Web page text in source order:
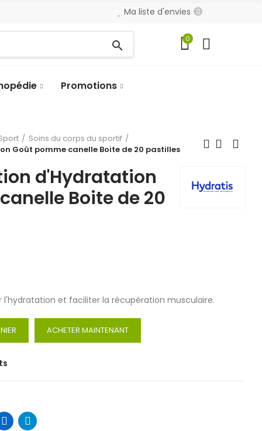
Ma liste d'envies 0
search 0
Promotions
Soins du corps du sportif
Goût pomme canelle Boite de 20 pastilles
d'Hydratation
Boite de 20
l'hydratation et faciliter la récupération musculaire.
ACHETER MAINTENANT